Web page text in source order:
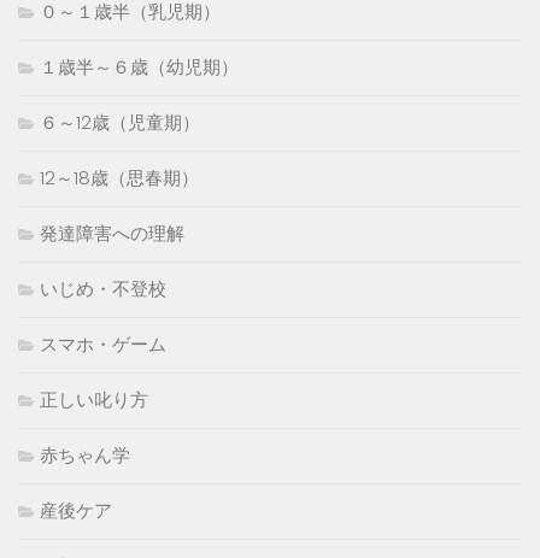
０～１歳半（乳児期）
１歳半～６歳（幼児期）
６～12歳（児童期）
12～18歳（思春期）
発達障害への理解
いじめ・不登校
スマホ・ゲーム
正しい叱り方
赤ちゃん学
産後ケア